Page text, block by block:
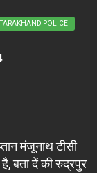
POLICE
मंजूनाथ टीसी
बता दें की रुद्रपुर